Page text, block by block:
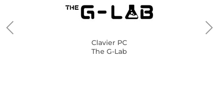
Clavier PC
The G-Lab